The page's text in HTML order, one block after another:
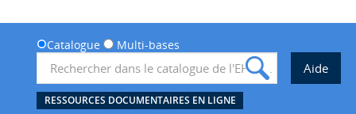
Catalogue Multi-bases
RESSOURCES DOCUMENTAIRES EN LIGNE